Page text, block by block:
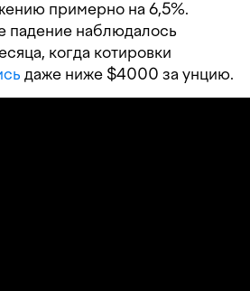
примерно на 6,5%.
падение наблюдалось
когда котировки
даже ниже $4000 за унцию.